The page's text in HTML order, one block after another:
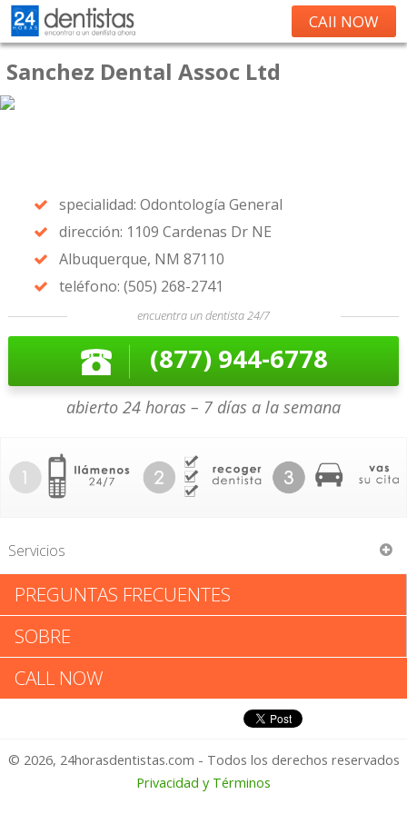
CAll NOW
Sanchez Dental Assoc Ltd
specialidad: Odontología General
dirección: 1109 Cardenas Dr NE
Albuquerque, NM 87110
teléfono: (505) 268-2741
encuentra un dentista 24/7
(877) 944-6778
abierto 24 horas – 7 días a la semana
Servicios
Sanchez Dental Assoc Ltd
Sanchez Dental Assoc Ltd:
Califica tu Experiencia
1 – No Feliz
PREGUNTAS FRECUENTES
SOBRE
CALL NOW
© 2026, 24horasdentistas.com - Todos los derechos reservados
Privacidad y Términos